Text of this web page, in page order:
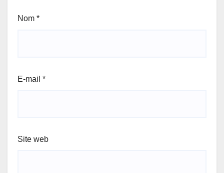
Nom *
E-mail *
Site web